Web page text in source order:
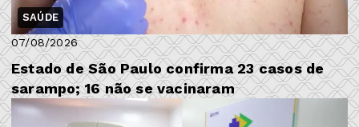
SAÚDE
07/08/2026
Estado de São Paulo confirma 23 casos de
sarampo; 16 não se vacinaram